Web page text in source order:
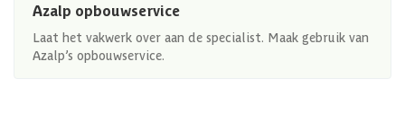
Azalp opbouwservice
Laat het vakwerk over aan de specialist. Maak gebruik van
Azalp’s opbouwservice.